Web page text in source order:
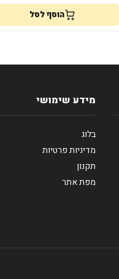
הוסף לסל
מידע שימושי
בלוג
מדיניות פרטיות
תקנון
מפת אתר